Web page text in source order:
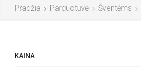
Pradžia Parduotuvė Šventėms
KAINA